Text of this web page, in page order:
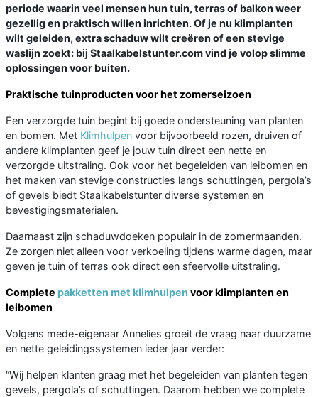
periode waarin veel mensen hun tuin, terras of balkon weer
gezellig en praktisch willen inrichten. Of je nu klimplanten
wilt geleiden, extra schaduw wilt creëren of een stevige
waslijn zoekt: bij Staalkabelstunter.com vind je volop slimme
oplossingen voor buiten.
Praktische tuinproducten voor het zomerseizoen
Een verzorgde tuin begint bij goede ondersteuning van planten
en bomen. Met Klimhulpen voor bijvoorbeeld rozen, druiven of
andere klimplanten geef je jouw tuin direct een nette en
verzorgde uitstraling. Ook voor het begeleiden van leibomen en
het maken van stevige constructies langs schuttingen, pergola’s
of gevels biedt Staalkabelstunter diverse systemen en
bevestigingsmaterialen.
Daarnaast zijn schaduwdoeken populair in de zomermaanden.
Ze zorgen niet alleen voor verkoeling tijdens warme dagen, maar
geven je tuin of terras ook direct een sfeervolle uitstraling.
Complete pakketten met klimhulpen voor klimplanten en
leibomen
Volgens mede-eigenaar Annelies groeit de vraag naar duurzame
en nette geleidingssystemen ieder jaar verder:
“Wij helpen klanten graag met het begeleiden van planten tegen
gevels, pergola’s of schuttingen. Daarom hebben we complete